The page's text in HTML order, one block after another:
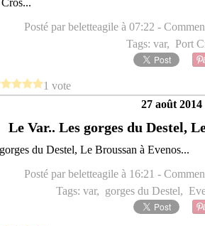
Posté par beletteagile à 07:22 -
Tags: var, Port
1 vote
27 août 2014
Le Var.. Les gorges du Destel,
Posté par beletteagile à 16:21 -
Tags: var, gorges du Destel,